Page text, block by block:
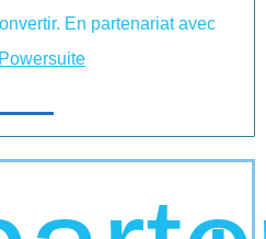
En partenariat avec